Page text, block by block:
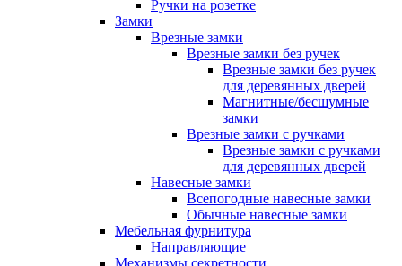
Ручки на розетке
Замки
Врезные замки
Врезные замки без ручек
Врезные замки без ручек
для деревянных дверей
Магнитные/бесшумные
замки
Врезные замки с ручками
Врезные замки с ручками
для деревянных дверей
Навесные замки
Всепогодные навесные замки
Обычные навесные замки
Мебельная фурнитура
Направляющие